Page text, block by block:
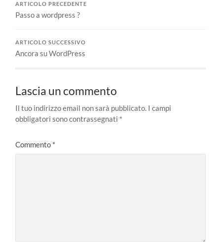
ARTICOLO PRECEDENTE
Passo a wordpress ?
ARTICOLO SUCCESSIVO
Ancora su WordPress
Lascia un commento
Il tuo indirizzo email non sarà pubblicato. I campi
obbligatori sono contrassegnati *
Commento *